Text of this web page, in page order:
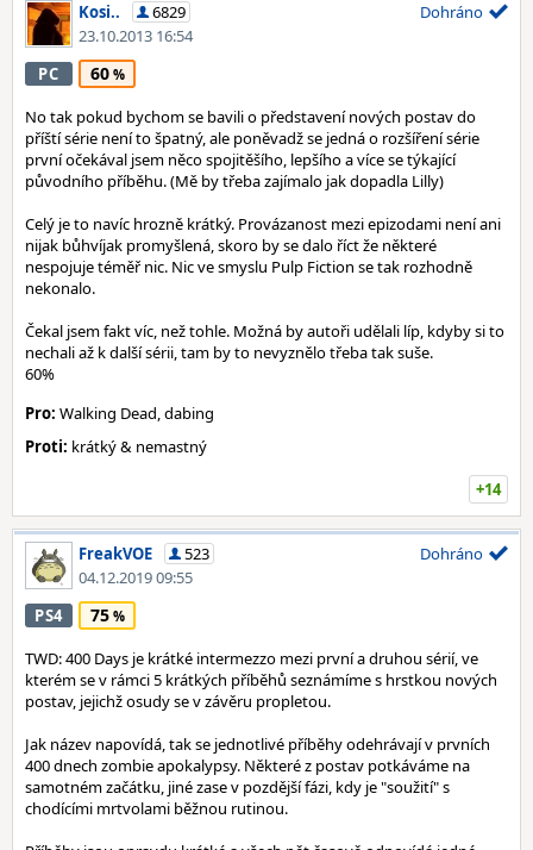
Kosi..
6829
23.10.2013 16:54
Dohráno
PC 60
No tak pokud bychom se bavili o představení nových postav do
příští série není to špatný, ale poněvadž se jedná o rozšíření série
první očekával jsem něco spojitěšího, lepšího a více se týkající
původního příběhu. (Mě by třeba zajímalo jak dopadla Lilly)
Celý je to navíc hrozně krátký. Provázanost mezi epizodami není ani
nijak bůhvíjak promyšlená, skoro by se dalo říct že některé
nespojuje téměř nic. Nic ve smyslu Pulp Fiction se tak rozhodně
nekonalo.
Čekal jsem fakt víc, než tohle. Možná by autoři udělali líp, kdyby si to
nechali až k další sérii, tam by to nevyznělo třeba tak suše.
60%
Pro: Walking Dead, dabing
Proti: krátký & nemastný
+14
FreakVOE
523
04.12.2019 09:55
Dohráno
PS4 75
TWD: 400 Days je krátké intermezzo mezi první a druhou sérií, ve
kterém se v rámci 5 krátkých příběhů seznámíme s hrstkou nových
postav, jejichž osudy se v závěru propletou.
Jak název napovídá, tak se jednotlivé příběhy odehrávají v prvních
400 dnech zombie apokalypsy. Některé z postav potkáváme na
samotném začátku, jiné zase v pozdější fázi, kdy je "soužití" s
chodícími mrtvolami běžnou rutinou.